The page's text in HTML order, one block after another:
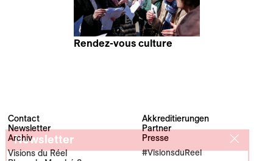
Rendez-vous culture
Contact
Newsletter
Archiv
Akkreditierungen
Partner
Presse
Visions du Réel
#VisionsduReel
Newsletter